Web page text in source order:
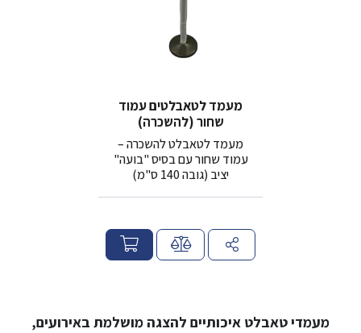
מעמד לטאבלטים עמוד
שחור (להשכרה)
מעמד לטאבלט להשכרה –
עמוד שחור עם בסיס "בועה"
יציב (גובה 140 ס"מ)
ח
י
מעמדי טאבלט איכותיים להצגה מושלמת באירועים,